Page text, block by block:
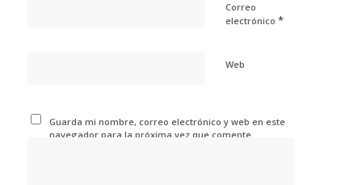
Correo
electrónico *
Web
Guarda mi nombre, correo electrónico y web en este
navegador para la próxima vez que comente.